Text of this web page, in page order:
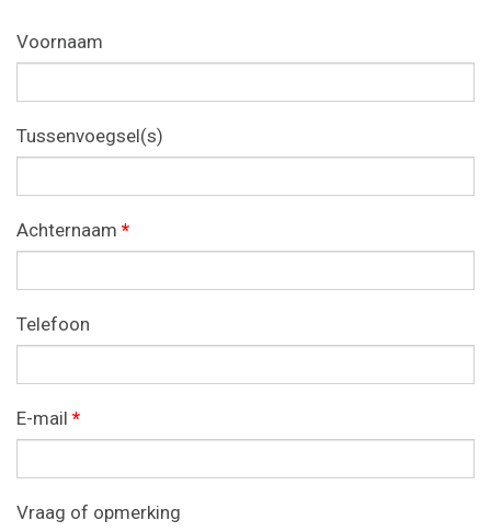
Voornaam
Tussenvoegsel(s)
Achternaam *
Telefoon
E-mail *
Vraag of opmerking